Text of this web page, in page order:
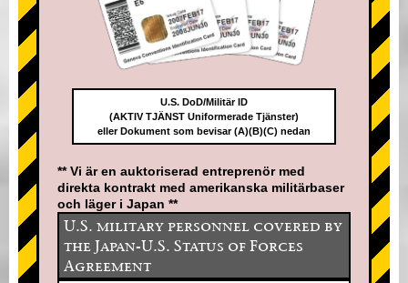
U.S. DoD/Militär ID
(AKTIV TJÄNST Uniformerade Tjänster)
eller Dokument som bevisar (A)(B)(C) nedan
** Vi är en auktoriserad entreprenör med
direkta kontrakt med amerikanska militärbaser
och läger i Japan **
U.S. military personnel covered by
the Japan-U.S. Status of Forces
Agreement